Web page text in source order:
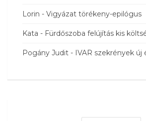
Lorin - Vigyázat törékeny-epilógus
Kata - Fürdőszoba felújítás kis
Pogány Judit - IVAR szekrények új